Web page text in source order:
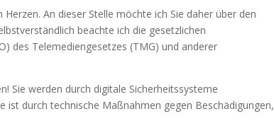
An dieser Stelle möchte ich Sie daher über den
beachte ich die gesetzlichen
des Telemediengesetzes (TMG) und anderer
Sie werden durch digitale Sicherheitssysteme
ist durch technische Maßnahmen gegen Beschädigungen,